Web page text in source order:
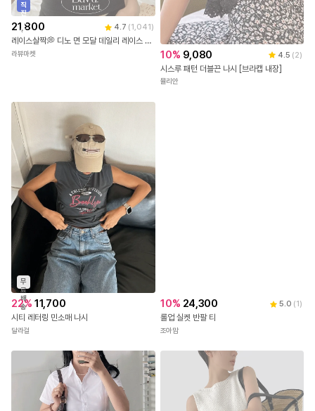
직
진
배
송
21,800 4.7 (1,041)
레이스살짝💭 디노 면 모달 데일리 레이스 나시 3color [레이스나시/기본나시/슬리브리스/레이어드나시/민소매/이너나시/벚꽃룩]
라뷰마켓 10% 9,080 4.5 (2)
시스루 패턴 더블끈 나시 [브라캡 내장]
뮬리안
무
료
배
송
22% 11,700
시티 레터링 민소매 나시
달라걸
10% 24,300 5.0 (1)
롤업 실켓 반팔 티
조아맘